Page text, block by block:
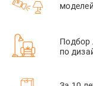
Подбор
по